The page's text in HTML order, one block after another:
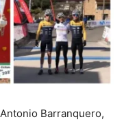
Barranquero,